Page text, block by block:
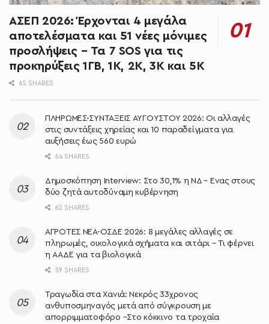
ΑΣΕΠ 2026: Έρχονται 4 μεγάλα
αποτελέσματα και 51 νέες μόνιμες
προσλήψεις – Τα 7 SOS για τις
προκηρύξεις 1ΓΒ, 1Κ, 2Κ, 3Κ και 5Κ
65 SHARES
ΠΛΗΡΩΜΕΣ-ΣΥΝΤΑΞΕΙΣ ΑΥΓΟΥΣΤΟΥ 2026: Οι αλλαγές
στις συντάξεις χηρείας και 10 παραδείγματα για
αυξήσεις έως 560 ευρώ
64 SHARES
Δημοσκόπηση Interview: Στο 30,1% η ΝΔ – Ένας στους
δύο ζητά αυτοδύναμη κυβέρνηση
62 SHARES
ΑΓΡΟΤΕΣ ΝΕΑ-ΟΣΔΕ 2026: 8 μεγάλες αλλαγές σε
πληρωμές, οικολογικά σχήματα και σιτάρι – Τι φέρνει
η ΑΑΔΕ για τα βιολογικά
59 SHARES
Τραγωδία στα Χανιά: Νεκρός 33χρονος
ανθυποσμηναγός μετά από σύγκρουση με
απορριμματοφόρο –Στο κόκκινο τα τροχαία